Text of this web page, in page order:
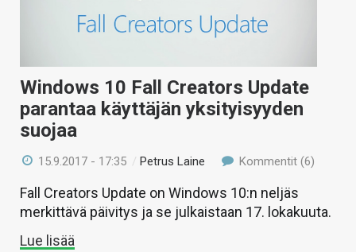
Windows 10 Fall Creators Update
parantaa käyttäjän yksityisyyden
suojaa
15.9.2017 - 17:35 / Petrus Laine Kommentit (6)
Fall Creators Update on Windows 10:n neljäs
merkittävä päivitys ja se julkaistaan 17. lokakuuta.
Lue lisää